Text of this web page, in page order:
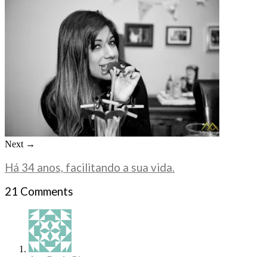
Next →
Há 34 anos, facilitando a sua vida.
21 Comments